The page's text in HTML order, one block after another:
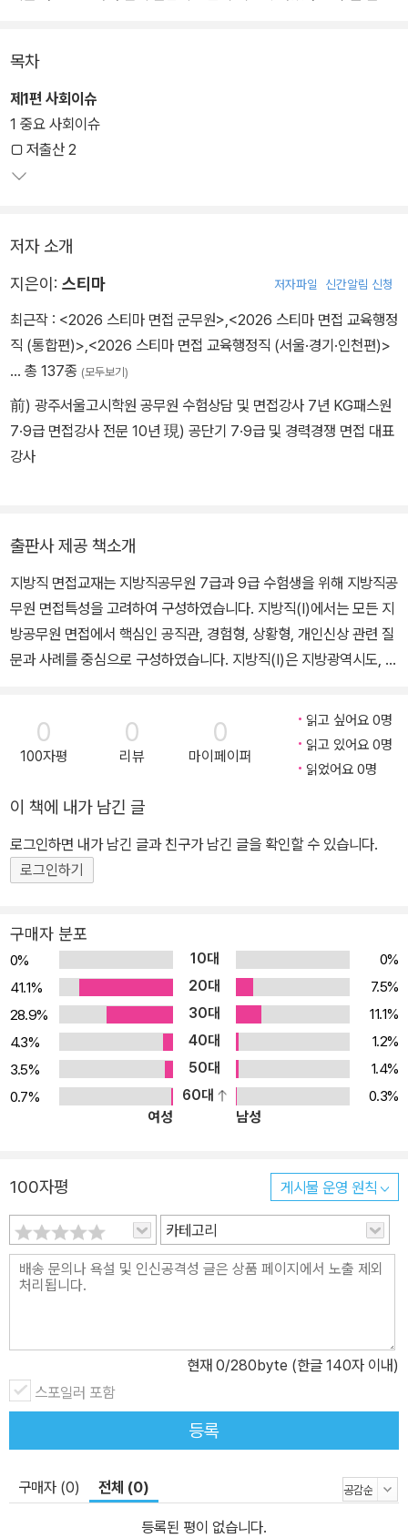
답변후기 중에서 잘된 사례 또는 부족한 사례를 보여줌으로써 면접을
어떻게 준비해야 하는지 어떻게 접근해야 하는지에 대해 알려준다.
최근 사회이슈를 보고서 형식으로 요약 정리하여 사회이슈에 문외한
이라도 쉽게 요점을 파악하여 자신의 입장을 말할 수 있도록 하였다.
목차
제1편 사회이슈
1 중요 사회이슈
□ 저출산 2
저자 소개
지은이: 스티마 저자파일 신간알림 신청
최근작 : <2026 스티마 면접 군무원>,<2026 스티마 면접 교육행정
직 (통합편)>,<2026 스티마 면접 교육행정직 (서울·경기·인천편)>
… 총 137종 (모두보기)
前) 광주서울고시학원 공무원 수험상담 및 면접강사 7년 KG패스원
7·9급 면접강사 전문 10년 現) 공단기 7·9급 및 경력경쟁 면접 대표
강사
출판사 제공 책소개
지방직 면접교재는 지방직공무원 7급과 9급 수험생을 위해 지방직공
무원 면접특성을 고려하여 구성하였습니다. 지방직(Ⅰ)에서는 모든 지
방공무원 면접에서 핵심인 공직관, 경험형, 상황형, 개인신상 관련 질
문과 사례를 중심으로 구성하였습니다. 지방직(Ⅰ)은 지방광역시도, 인
는 광역시도별로 자료로 무료제공해드립니다. 해당 지역의 주요이슈,
면접 기출질문, 면접후기, 지역현황 및 현안을 수록하여 수험생들이
쉽게 지방직 면접을 준비하도록 하였습니다. 특히 지방직 면접에서는
서 지역에 대한 열정을 어떻게 표현하는 것이 좋은지를 SWOT 분석
예시를 통해 지역현안과 이슈에서 정리를 하였으며, 핵심 키워드를
통해 스스로 추가적인 정보를 찾아볼 수 있도록 하였습니다.  최근
면접후기를 참고하고 단순히 기출세트만 제공하는 것으로 끝나지 않
움이 되도록 하였습니다.  공무원 면접 경향의 변화에 맞추어 새로
운 질문과 답변 예시를 다수 제시함으로써 실제 스터디 등을 통해 연
습할 수 있도록 하였습니다.  답변후기 중에서 잘된 사례 또는 부족
한 사례를 보여줌으로써 면접을 어떻게 준비해야 하는지 어떻게 접근
해야 하는지에 대해 알려드립니다.  최근 사회이슈를 보고서 형식으
로 요약 정리하여 사회이슈에 문외한이라도 쉽게 요점을 파악하여 자
신의 입장을 말할 수 있도록 하였습니다. 지방직 공무원면접에 대한
소개 및 학습전략 공무원 면접에서는 말 잘하는 수험생을 뽑는 것이
량, 그리고 지역에 대한 애정을 듬뿍 드러내는 것이 중요합니다. 공무
원의 의미와 공직가치에 대해 스스로 생각하고 어떤 질문이든 자신의
의견을 솔직하게 말하되 공직관을 가미하는 것이 공무원 면접에서는
좋은 평가를 받습니다. 또한 공직사회도 조직생활이므로 팀워크, 배
려, 소통, 희생 등 조직적합성을 보여주어야 합니다. 조직에 잘 융화될
수 있음을 자신의 과거 단체활동 경험을 통해 제시할 수 있어야 합니
니다. 최근 지방직 공무원면접에서는 전문성과 창의성이 강조되고 있
습니다. 직렬과 관련하여 기본적인 사항에 대해서는 알고 있어야 하
며 관심있는 정책과 제안하고 싶은 정책도 준비가 필요합니다. 또한
창의성은 현대 공직사회가 필요로 하는 가치입니다. 창의행정이 공직
사회의 경쟁력과 국민의 삶의 질을 높일 수 있기 때문입니다. 창의성
을 향상시킬 수 있는 원리와 사례에 대해 알려드립니다.
0
100자평
0
리뷰
0
마이페이퍼
읽고 싶어요 0명
읽고 있어요 0명
읽었어요 0명
이 책에 내가 남긴 글
로그인하면 내가 남긴 글과 친구가 남긴 글을 확인할 수 있습니다.
로그인하기
구매자 분포
0% 10대
0%
41.1%
20대
7.5%
28.9%
30대
11.1%
4.3%
40대
1.2%
3.5%
50대
1.4%
0.7%
60대
0.3%
여성
남성
100자평 게시물 운영 원칙
카테고리
현재 0/280byte (한글 140자 이내)
스포일러 포함
등록
구매자 (0) 전체 (0)
등록된 평이 없습니다.